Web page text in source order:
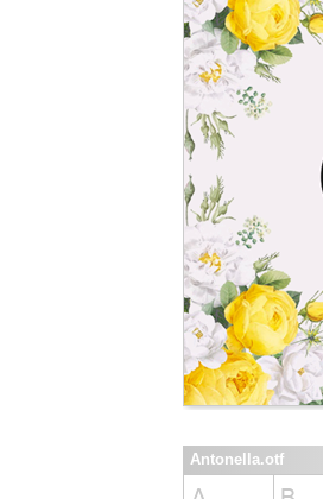
Antonella.otf